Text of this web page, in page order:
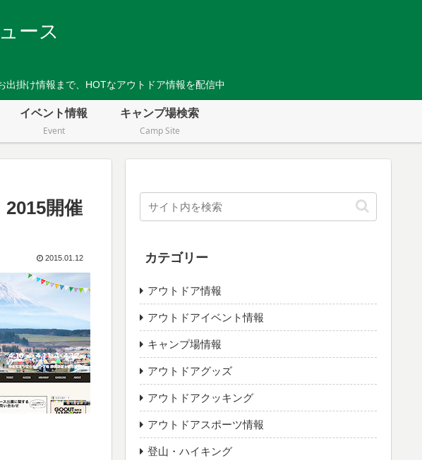
ース
掛け情報まで、HOTなアウトドア情報を配信中
イベント情報
Event
キャンプ場検索
Camp Site
開催
2015.01.12 カテゴリー
アウトドア情報
アウトドアイベント情報
キャンプ場情報
アウトドアグッズ
アウトドアクッキング
アウトドアスポーツ情報
登山・ハイキング